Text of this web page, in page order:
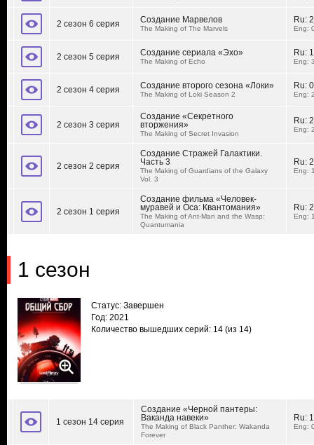
2 сезон 6 серия Создание Марвелов
The Making of The Marvels
Ru:
Eng:
2 сезон 5 серия Создание сериала «Эхо»
The Making of Echo
Ru:
Eng:
2 сезон 4 серия Создание второго сезона «Локи»
The Making of Loki Season 2
Ru:
Eng:
2 сезон 3 серия
Создание «Секретного
вторжения»
The Making of Secret Invasion
Ru:
Eng:
2 сезон 2 серия
Создание Стражей Галактики.
Часть 3
The Making of Guardians of the Galaxy
Vol. 3
Ru:
Eng:
2 сезон 1 серия
Создание фильма «Человек-
муравей и Оса: Квантомания»
The Making of Ant-Man and the Wasp:
Quantumania
Ru:
Eng:
1 сезон
Статус: Завершен
Год: 2021
Количество вышедших серий: 14 (из 14)
1 сезон 14 серия
Создание «Черной пантеры:
Ваканда навеки»
The Making of Black Panther: Wakanda
Forever
Ru:
Eng: